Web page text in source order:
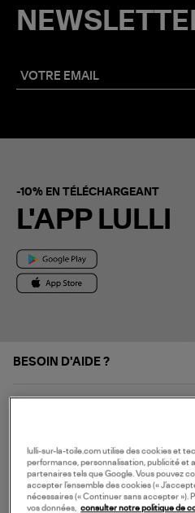
-10% EN TÉLÉCHARGEANT
L'APP LULLI
BESOIN D'AIDE ?
NOS SERVICES
SERVICE CLIENT
lulli-sur-la-toile.com utilise des cookies et
performance, personnalisation, publicité et
partenaires tels que Google. Vous pouvez
accepter l’ensemble des cookies («
nécessaires (« Continuer sans accepter »).
vos données,
consulter notre politique de